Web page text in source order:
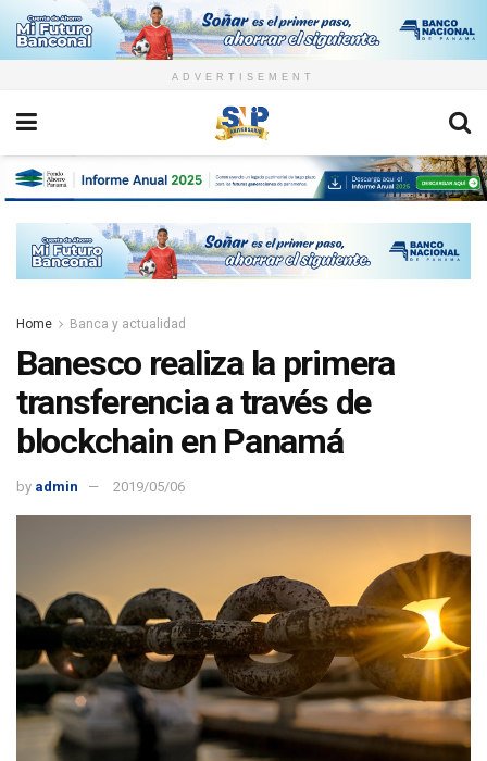
ADVERTISEMENT
Home Banca y actualidad
Banesco realiza la primera
transferencia a través de
blockchain en Panamá
by admin 2019/05/06